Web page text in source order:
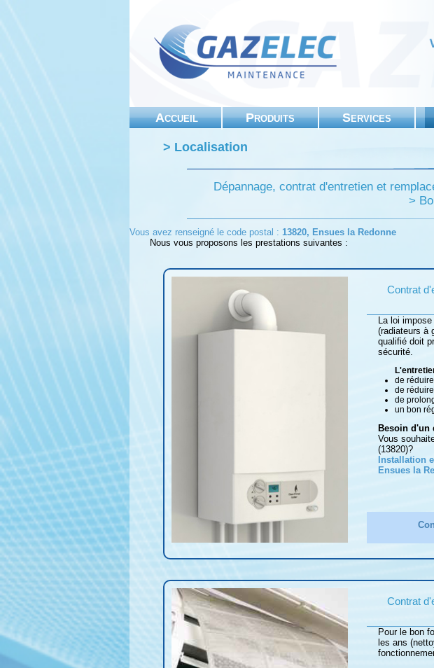
Accueil Produits Services
> Localisation
Dépannage, contrat d'entretien et
>
Vous avez renseigné le code postal : 13820, Ensues la Redonne
Nous vous proposons les prestations suivantes :
Contrat
La loi
(radiateurs à
qualifié doit
sécurité.
de
de
de
un bon
Besoin d'un
Vous
(13820)?
Installation
Ensues la
Contrat
Pour le bon
les ans